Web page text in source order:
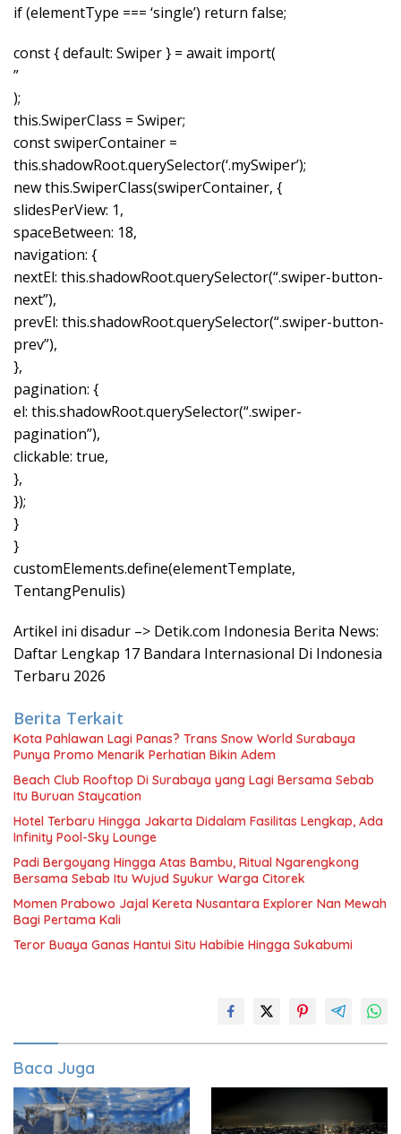
if (elementType === ‘single’) return false;
const { default: Swiper } = await import(
”
);
this.SwiperClass = Swiper;
const swiperContainer =
this.shadowRoot.querySelector(‘.mySwiper’);
new this.SwiperClass(swiperContainer, {
slidesPerView: 1,
spaceBetween: 18,
navigation: {
nextEl: this.shadowRoot.querySelector(“.swiper-button-
next”),
prevEl: this.shadowRoot.querySelector(“.swiper-button-
prev”),
},
pagination: {
el: this.shadowRoot.querySelector(“.swiper-
pagination”),
clickable: true,
},
});
}
}
customElements.define(elementTemplate,
TentangPenulis)
Artikel ini disadur –> Detik.com Indonesia Berita News:
Daftar Lengkap 17 Bandara Internasional Di Indonesia
Terbaru 2026
Berita Terkait
Kota Pahlawan Lagi Panas? Trans Snow World Surabaya
Punya Promo Menarik Perhatian Bikin Adem
Beach Club Rooftop Di Surabaya yang Lagi Bersama Sebab
Itu Buruan Staycation
Hotel Terbaru Hingga Jakarta Didalam Fasilitas Lengkap, Ada
Infinity Pool-Sky Lounge
Padi Bergoyang Hingga Atas Bambu, Ritual Ngarengkong
Bersama Sebab Itu Wujud Syukur Warga Citorek
Momen Prabowo Jajal Kereta Nusantara Explorer Nan Mewah
Bagi Pertama Kali
Teror Buaya Ganas Hantui Situ Habibie Hingga Sukabumi
Baca Juga